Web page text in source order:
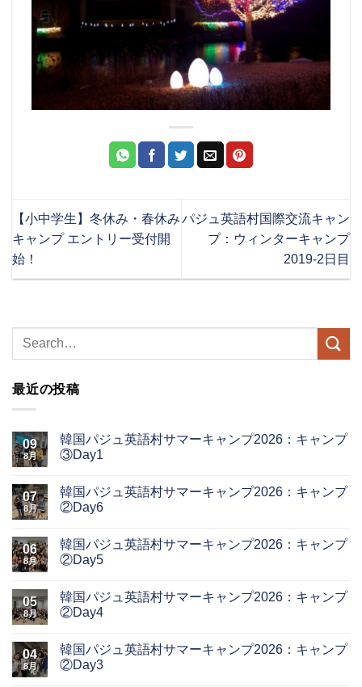
【小中学生】冬休み・春休み
キャンプ エントリー受付開
始！
パジュ英語村国際交流キャン
プ：ウィンターキャンプ
2019-2日目
最近の投稿
09
8月
韓国パジュ英語村サマーキャンプ2026：キャンプ
③Day1
07
8月
韓国パジュ英語村サマーキャンプ2026：キャンプ
②Day6
06
8月
韓国パジュ英語村サマーキャンプ2026：キャンプ
②Day5
05
8月
韓国パジュ英語村サマーキャンプ2026：キャンプ
②Day4
04
8月
韓国パジュ英語村サマーキャンプ2026：キャンプ
②Day3